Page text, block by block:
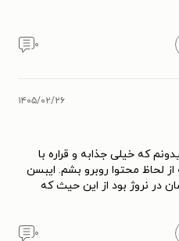
۰
۱۴۰۵/۰۲/۲۶
که خیلی جذابه و قراره با
لحاظ محتوا روبرو بشم. ایبسن
در نروژ بود از این حیث که
۰